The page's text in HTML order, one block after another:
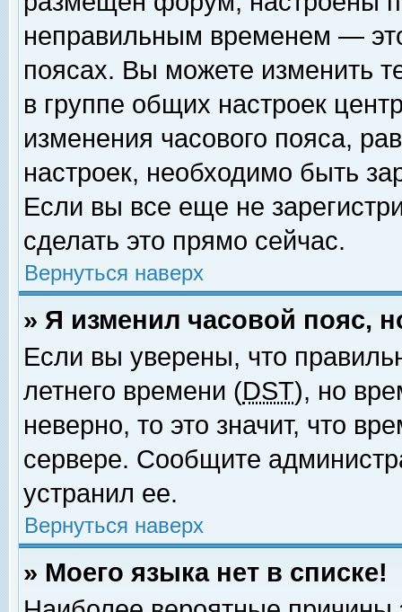
неправильным временем —
поясах. Вы можете изменить
в группе общих настроек
изменения часового пояса,
настроек, необходимо быть
Если вы все еще не
сделать это прямо сейчас.
Вернуться наверх
» Я изменил часовой пояс,
Если вы уверены, что
летнего времени (DST), но
неверно, то это значит, что
сервере. Сообщите
устранил ее.
Вернуться наверх
» Моего языка нет в списке!